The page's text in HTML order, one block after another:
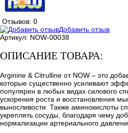
Отзывов: 0
Добавить отзыв
Артикул: NOW-00038
ОПИСАНИЕ ТОВАРА:
Arginine & Citrulline от NOW – это
которые существенно усиливают
популярен в любых видах силового
ускорения роста и восстановления
выносливости. Также аминокислоты
укреплять сосуды, благодаря чему
нормализации артериального